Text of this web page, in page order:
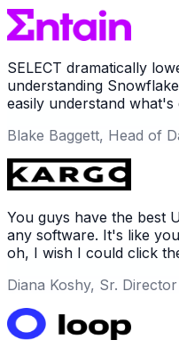
SELECT dramatically
understanding
easily understand what's
Blake Baggett, Head of
You guys have the best
any software. It's like
oh, I wish I could click
Diana Koshy, Sr.